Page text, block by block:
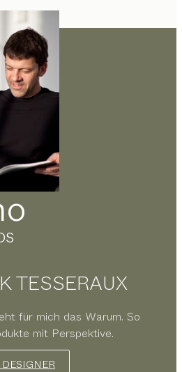
TESSERAUX
für mich das Warum. So
mit Perspektive.